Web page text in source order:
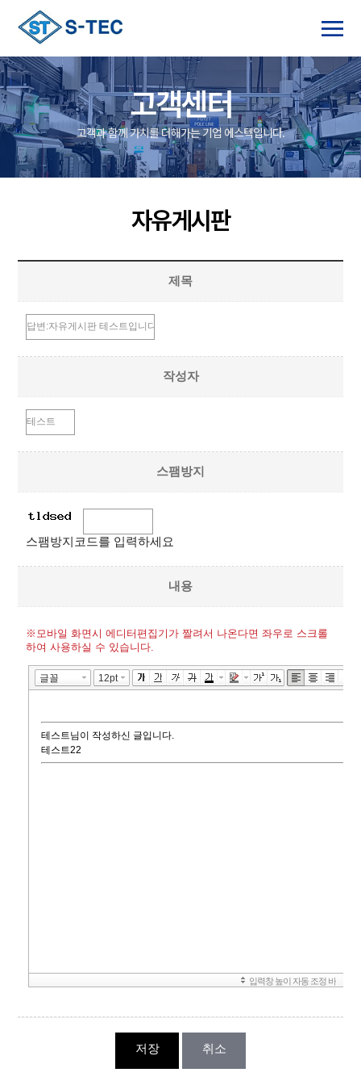
고객센터
고객과 함께 가치를 더해가는 기업 에스텍입니다.
자유게시판
제목
작성자
스팸방지
스팸방지코드를 입력하세요
내용
※모바일 화면시 에디터편집기가 짤려서 나온다면 좌우로 스크롤
하여 사용하실 수 있습니다.
저장 취소